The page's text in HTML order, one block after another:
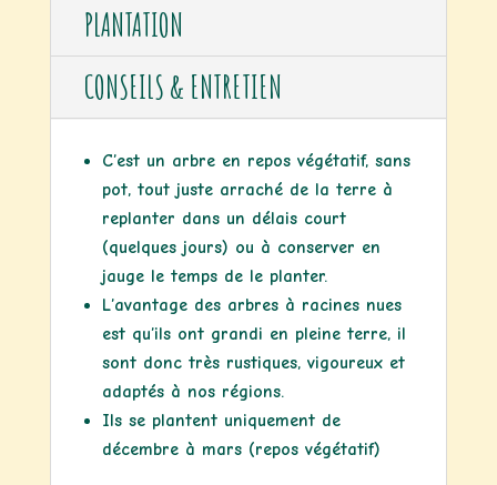
PLANTATION
CONSEILS & ENTRETIEN
C’est un arbre en repos végétatif, sans
pot, tout juste arraché de la terre à
replanter dans un délais court
(quelques jours) ou à conserver en
jauge le temps de le planter.
L’avantage des arbres à racines nues
est qu’ils ont grandi en pleine terre, il
sont donc très rustiques, vigoureux et
adaptés à nos régions.
Ils se plantent uniquement de
décembre à mars (repos végétatif)